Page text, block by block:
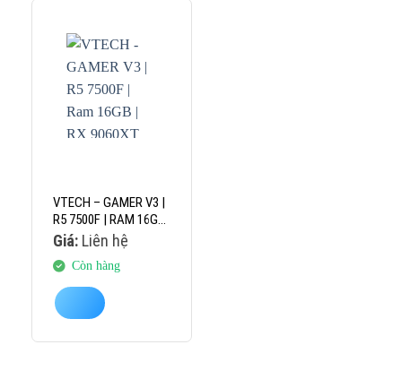
VTECH – GAMER V3 |
R5 7500F | RAM 16GB
| RX 9060XT 8GB
Giá:Liên hệ
Còn hàng